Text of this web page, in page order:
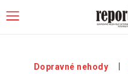
Dopravné nehody